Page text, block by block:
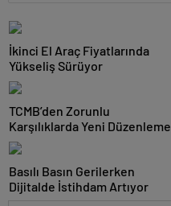
İkinci El Araç Fiyatlarında
Yükseliş Sürüyor
TCMB’den Zorunlu
Karşılıklarda Yeni Düzenleme
Basılı Basın Gerilerken
Dijitalde İstihdam Artıyor